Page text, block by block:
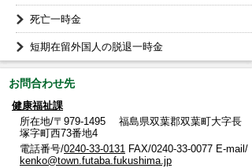
死亡一時金
短期在留外国人の脱退一時金
お問合わせ先
健康福祉課
所在地/〒979-1495 福島県双葉郡双葉町大字長
塚字町西73番地4
電話番号/0240-33-0131 FAX/0240-33-0077 E-mail/
kenko@town.futaba.fukushima.jp